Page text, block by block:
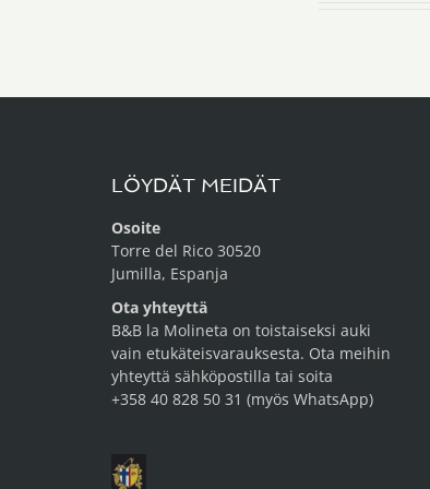
LÖYDÄT MEIDÄT
Osoite
Torre del Rico 30520
Jumilla, Espanja
Ota yhteyttä
B&B la Molineta on toistaiseksi auki
vain etukäteisvarauksesta. Ota meihin
yhteyttä sähköpostilla tai soita
+358 40 828 50 31 (myös WhatsApp)